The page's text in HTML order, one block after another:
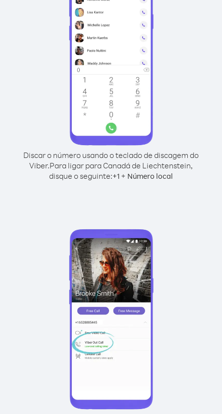
Discar o número usando o teclado de discagem do
Viber.Para ligar para Canadá de Liechtenstein,
disque o seguinte:+1 + Número local